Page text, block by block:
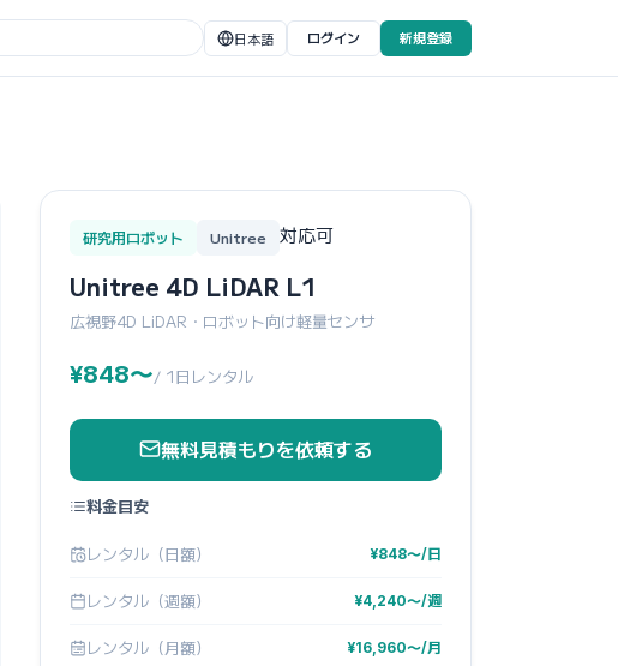
日本語 ログイン 新規登録
研究用ロボット Unitree 対応可
Unitree 4D LiDAR L1
広視野4D LiDAR・ロボット向け軽量センサ
¥848〜/ 1日レンタル
無料見積もりを依頼する
料金目安
レンタル（日額） ¥848〜/日
レンタル（週額） ¥4,240〜/週
レンタル（月額） ¥16,960〜/月